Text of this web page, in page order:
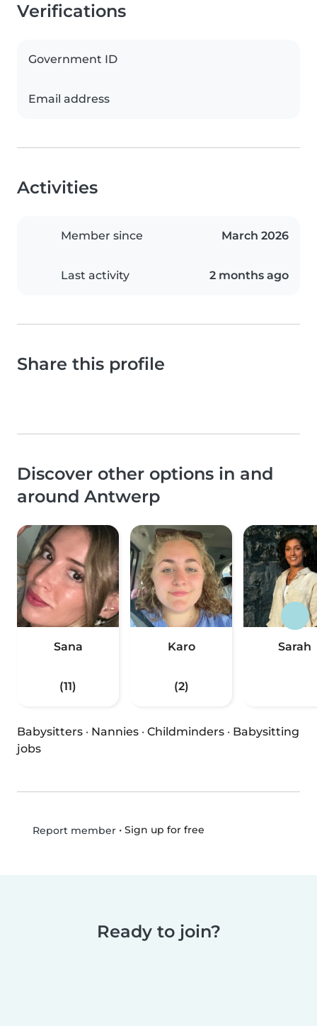
Verifications
Government ID
Email address
Activities
Member since March 2026
Last activity 2 months ago
Share this profile
Discover other options in and
around Antwerp
Sana
(11)
Karo
(2)
Sarah
Babysitters · Nannies · Childminders · Babysitting
jobs
Report member• Sign up for free
Ready to join?